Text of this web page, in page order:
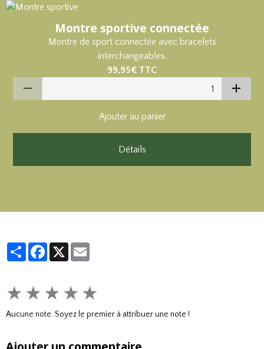
Montre sportive connectée
Montre de sport connectée avec bracelets
interchangeables.
99,95€ TTC
Ajouter au panier
Détails
PartagerFacebook
X
★ ★ ★ ★ ★
Aucune note. Soyez le premier à attribuer une note !